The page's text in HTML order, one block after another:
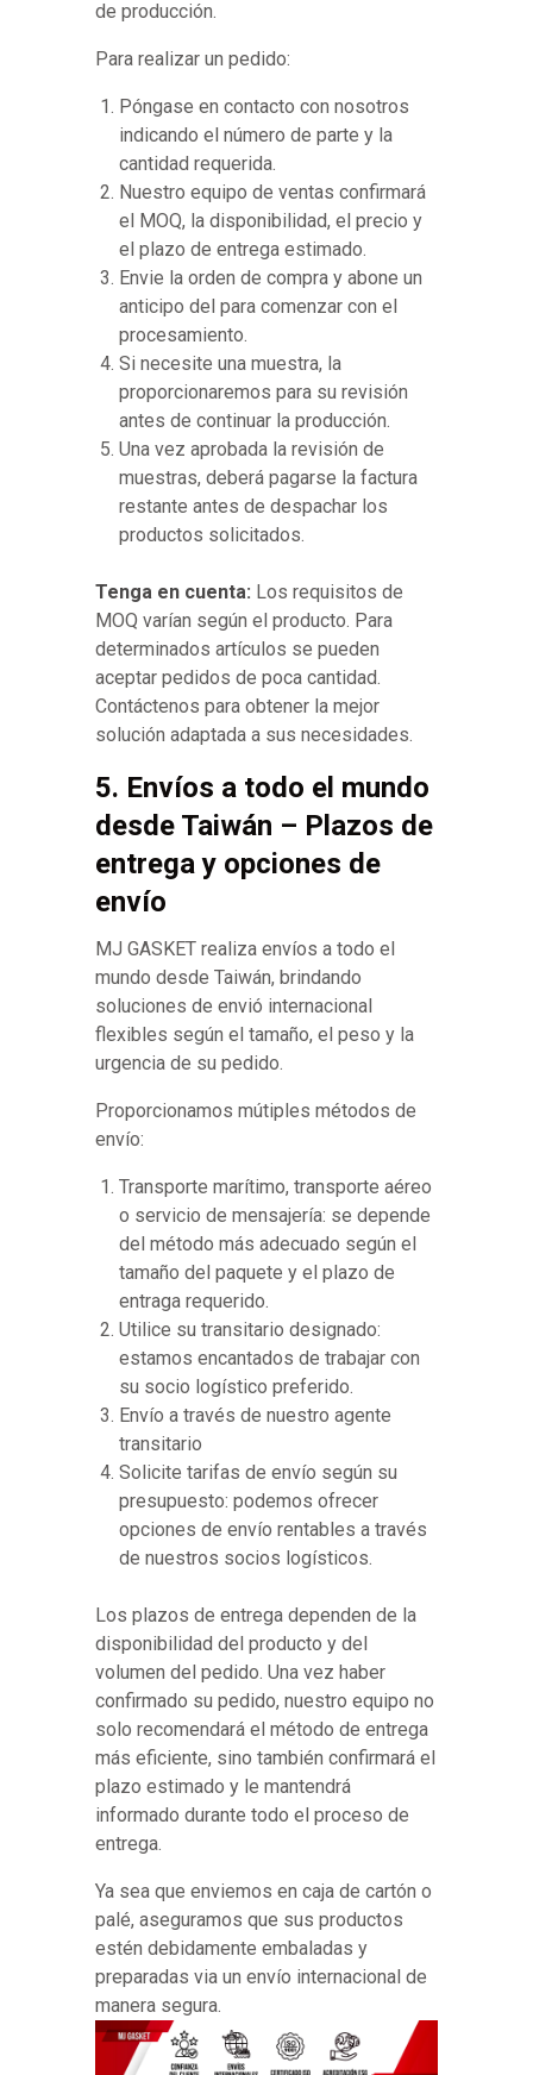
de producción.
Para realizar un pedido:
Póngase en contacto con nosotros
indicando el número de parte y la
cantidad requerida.
Nuestro equipo de ventas confirmará
el MOQ, la disponibilidad, el precio y
el plazo de entrega estimado.
Envie la orden de compra y abone un
anticipo del para comenzar con el
procesamiento.
Si necesite una muestra, la
proporcionaremos para su revisión
antes de continuar la producción.
Una vez aprobada la revisión de
muestras, deberá pagarse la factura
restante antes de despachar los
productos solicitados.
Tenga en cuenta: Los requisitos de
MOQ varían según el producto. Para
determinados artículos se pueden
aceptar pedidos de poca cantidad.
Contáctenos para obtener la mejor
solución adaptada a sus necesidades.
5. Envíos a todo el mundo
desde Taiwán – Plazos de
entrega y opciones de
envío
MJ GASKET realiza envíos a todo el
mundo desde Taiwán, brindando
soluciones de envió internacional
flexibles según el tamaño, el peso y la
urgencia de su pedido.
Proporcionamos mútiples métodos de
envío:
Transporte marítimo, transporte aéreo
o servicio de mensajería: se depende
del método más adecuado según el
tamaño del paquete y el plazo de
entraga requerido.
Utilice su transitario designado:
estamos encantados de trabajar con
su socio logístico preferido.
Envío a través de nuestro agente
transitario
Solicite tarifas de envío según su
presupuesto: podemos ofrecer
opciones de envío rentables a través
de nuestros socios logísticos.
Los plazos de entrega dependen de la
disponibilidad del producto y del
volumen del pedido. Una vez haber
confirmado su pedido, nuestro equipo no
solo recomendará el método de entrega
más eficiente, sino también confirmará el
plazo estimado y le mantendrá
informado durante todo el proceso de
entrega.
Ya sea que enviemos en caja de cartón o
palé, aseguramos que sus productos
estén debidamente embaladas y
preparadas via un envío internacional de
manera segura.